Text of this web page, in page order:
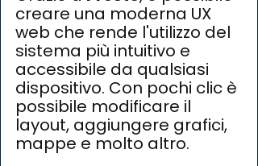
creare una moderna UX
web che rende l'utilizzo del
sistema più intuitivo e
accessibile da qualsiasi
dispositivo. Con pochi clic è
possibile modificare il
layout, aggiungere grafici,
mappe e molto altro.